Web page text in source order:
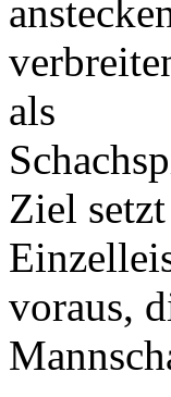
als
Ziel
voraus,